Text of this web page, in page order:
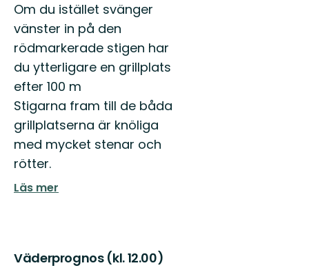
Om du istället svänger
vänster in på den
rödmarkerade stigen har
du ytterligare en grillplats
efter 100 m
Stigarna fram till de båda
grillplatserna är knöliga
med mycket stenar och
rötter.
Läs mer
Väderprognos (kl. 12.00)